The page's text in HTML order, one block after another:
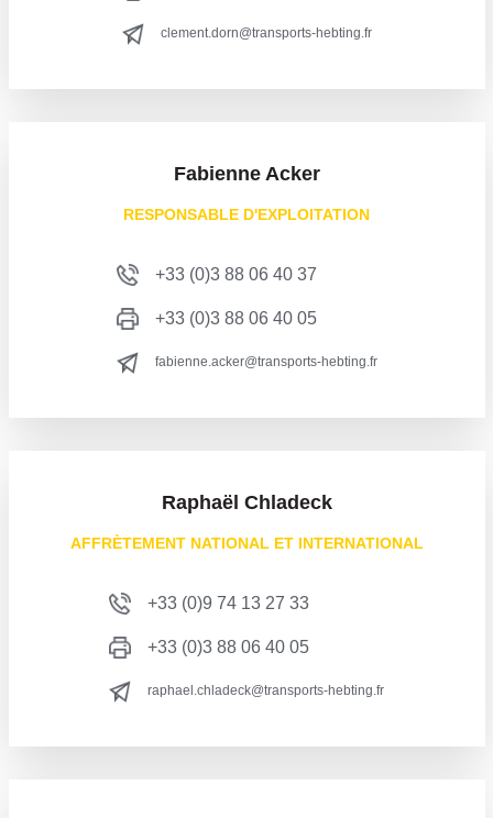
clement.dorn@transports-hebting.fr
Fabienne Acker
RESPONSABLE D'EXPLOITATION
+33 (0)3 88 06 40 37
+33 (0)3 88 06 40 05
fabienne.acker@transports-hebting.fr
Raphaël Chladeck
AFFRÈTEMENT NATIONAL ET INTERNATIONAL
+33 (0)9 74 13 27 33
+33 (0)3 88 06 40 05
raphael.chladeck@transports-hebting.fr